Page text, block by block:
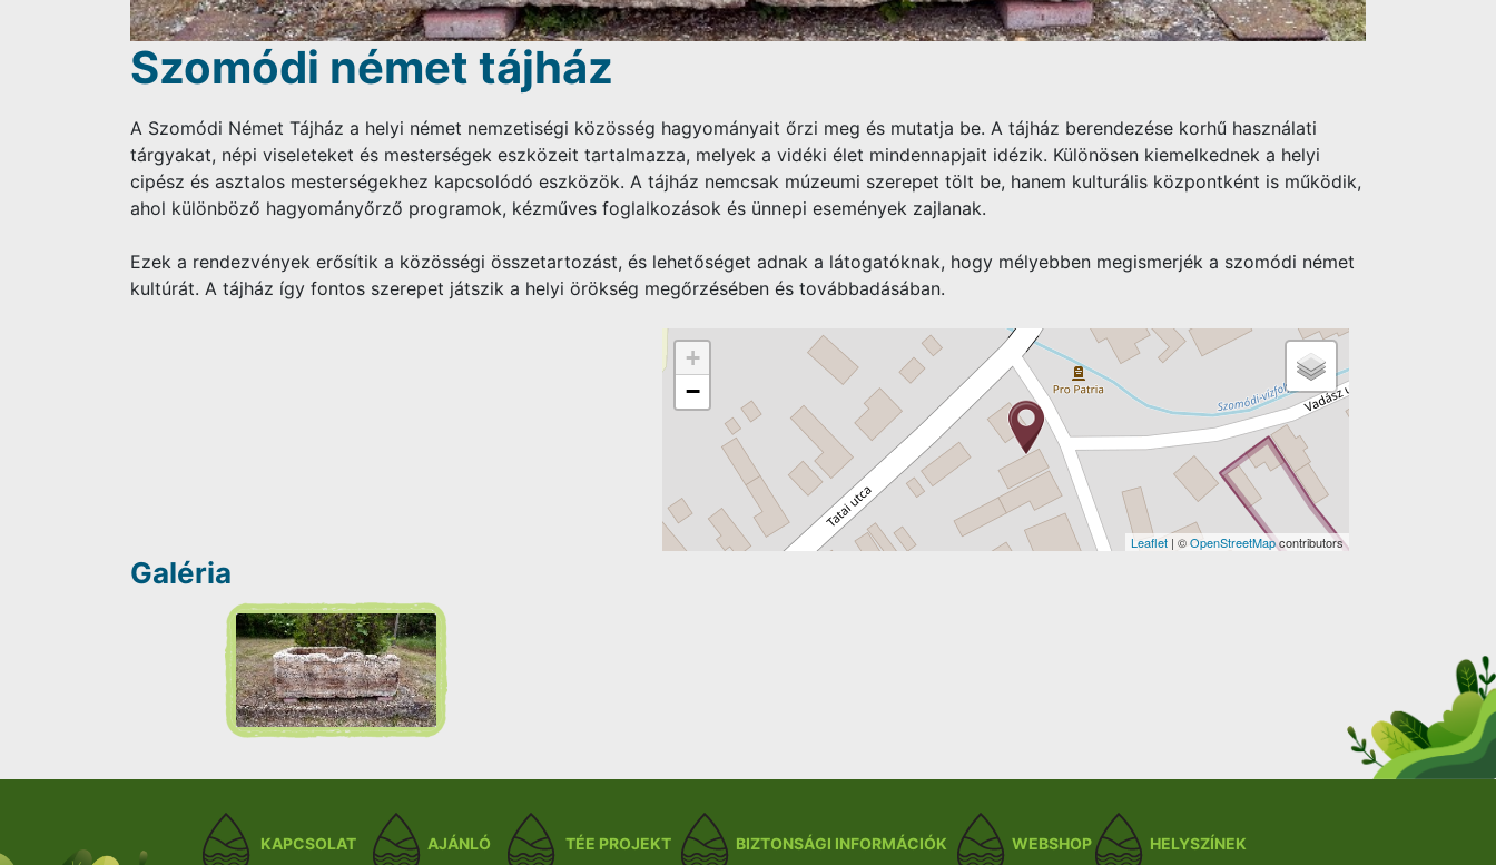
Szomódi német tájház
A Szomódi Német Tájház a helyi német nemzetiségi közösség hagyományait őrzi meg és mutatja be. A tájház berendezése korhű használati
tárgyakat, népi viseleteket és mesterségek eszközeit tartalmazza, melyek a vidéki élet mindennapjait idézik. Különösen kiemelkednek a helyi
cipész és asztalos mesterségekhez kapcsolódó eszközök. A tájház nemcsak múzeumi szerepet tölt be, hanem kulturális központként is működik,
ahol különböző hagyományőrző programok, kézműves foglalkozások és ünnepi események zajlanak.
Ezek a rendezvények erősítik a közösségi összetartozást, és lehetőséget adnak a látogatóknak, hogy mélyebben megismerjék a szomódi német
kultúrát. A tájház így fontos szerepet játszik a helyi örökség megőrzésében és továbbadásában.
+
−
Leaflet | ©OpenStreetMapcontributors
Galéria
KAPCSOLAT AJÁNLÓ TÉE PROJEKT BIZTONSÁGI INFORMÁCIÓK WEBSHOP HELYSZÍNEK